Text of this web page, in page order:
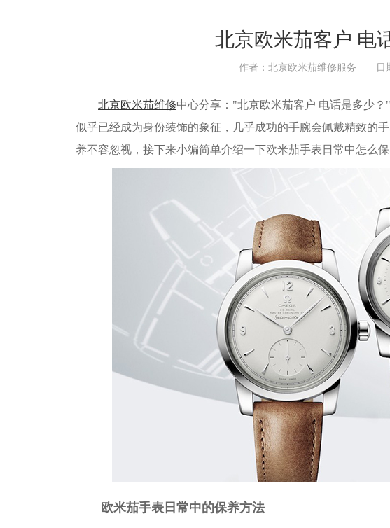
北京欧米茄客户 电
作者：北京欧米茄维修服务 日
北京欧米茄维修中心分享："北京欧米茄客户 电话是多少？
似乎已经成为身份装饰的象征，几乎成功的手腕会佩戴精致的
养不容忽视，接下来小编简单介绍一下欧米茄手表日常中怎么保
欧米茄手表日常中的保养方法